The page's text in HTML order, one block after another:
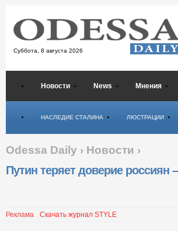
Суббота, 8 августа 2026
Новости News Мнения
НАСЛЕДИЕ СТАЛИНА ЛЮСТРАЦИИ
Odessa Daily › Новости ›
Путин теряет доверие россиян
Реклама Скачать журнал STYLE